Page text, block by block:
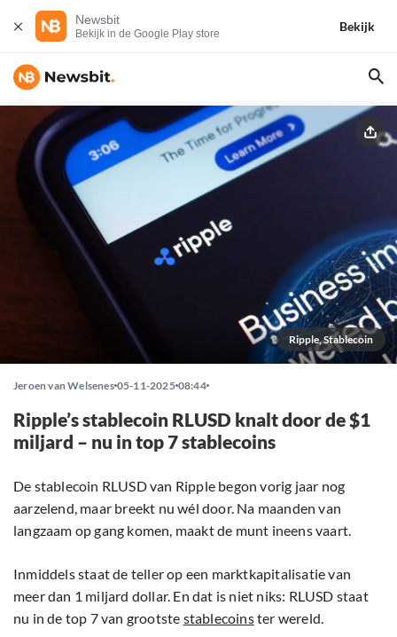
Newsbit
Bekijk in de Google Play store
Bekijk
Ripple, Stablecoin
Jeroen van Welsenes 05-11-2025 08:44
Ripple’s stablecoin RLUSD knalt door de $1
miljard – nu in top 7 stablecoins
De stablecoin RLUSD van Ripple begon vorig jaar nog
aarzelend, maar breekt nu wél door. Na maanden van
langzaam op gang komen, maakt de munt ineens vaart.
Inmiddels staat de teller op een marktkapitalisatie van
meer dan 1 miljard dollar. En dat is niet niks: RLUSD staat
nu in de top 7 van grootste stablecoinster wereld.